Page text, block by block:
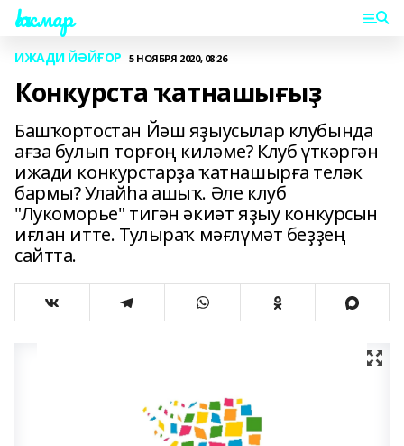
Һаҡмар
ИЖАДИ ЙӘЙҒОР 5 НОЯБРЯ 2020, 08:26
Конкурста ҡатнашығыҙ
Башҡортостан Йәш яҙыусылар клубында
ағза булып торғоң киләме? Клуб үткәргән
ижади конкурстарҙа ҡатнашырға теләк
бармы? Улайһа ашыҡ. Әле клуб
"Лукоморье" тигән әкиәт яҙыу конкурсын
иғлан итте. Тулыраҡ мәғлүмәт беҙҙең
сайтта.